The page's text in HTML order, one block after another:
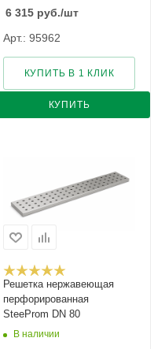
6 315 руб./шт
Арт.: 95962
КУПИТЬ
КУПИТЬ В 1 КЛИК
Решетка нержавеющая
перфорированная
SteeProm DN 80
В наличии